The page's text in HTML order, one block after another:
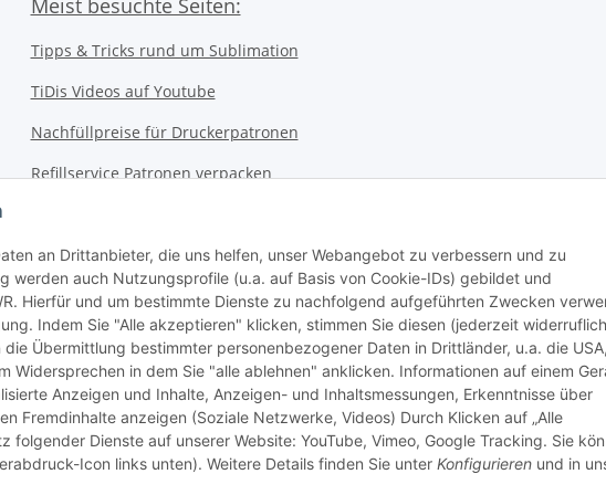
Meist besuchte Seiten:
Tipps & Tricks rund um Sublimation
TiDis Videos auf Youtube
Nachfüllpreise für Druckerpatronen
Refillservice Patronen verpacken
TiDis PC & Notebookwerkstatt
TiDis eScooter Werkstatt
TiDis Dienstausweis Druckservice
TiDis Lizenssystem
GIC (German Ink Company)
Der Refiller (Infoportal)
an Drittanbieter, die uns helfen, unser Webangebot zu verbessern und zu
werden auch Nutzungsprofile (u.a. auf Basis von Cookie-IDs) gebildet und
Hierfür und um bestimmte Dienste zu nachfolgend aufgeführten Zwecken
Indem Sie "Alle akzeptieren" klicken, stimmen Sie diesen (jederzeit
Übermittlung bestimmter personenbezogener Daten in Drittländer, u.a. die
Widersprechen in dem Sie "alle ablehnen" anklicken. Informationen auf einem
Anzeigen und Inhalte, Anzeigen- und Inhaltsmessungen, Erkenntnisse über
Fremdinhalte anzeigen (Soziale Netzwerke, Videos) Durch Klicken auf „Alle
folgender Dienste auf unserer Website: YouTube, Vimeo, Google Tracking. Sie
Icon links unten). Weitere Details finden Sie unter Konfigurieren und in